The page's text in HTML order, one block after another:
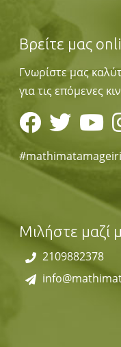
Βρείτε μας
Γνωρίστε μας
για τις επόμενες
Μιλήστε μαζί
2109882378